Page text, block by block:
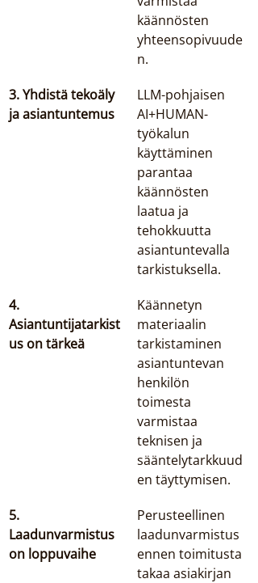
käännösten
yhteensopivuude
n.
3. Yhdistä tekoäly
ja asiantuntemus
LLM-pohjaisen
AI+HUMAN-
työkalun
käyttäminen
parantaa
käännösten
laatua ja
tehokkuutta
asiantuntevalla
tarkistuksella.
4.
Asiantuntijatarkist
us on tärkeä
Käännetyn
materiaalin
tarkistaminen
asiantuntevan
henkilön
toimesta
varmistaa
teknisen ja
sääntelytarkkuud
en täyttymisen.
5.
Laadunvarmistus
on loppuvaihe
Perusteellinen
laadunvarmistus
ennen toimitusta
takaa asiakirjan